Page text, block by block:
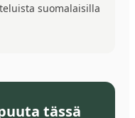
suomalaisilla
tässä